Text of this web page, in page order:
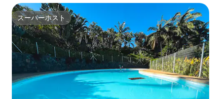
スーパーホスト
スーパーホスト